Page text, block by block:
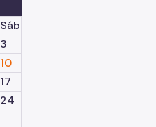
Sáb
3
10
17
24